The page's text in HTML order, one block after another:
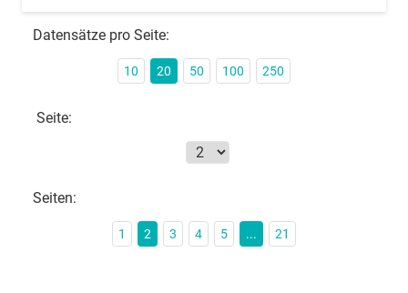
Datensätze pro Seite:
10 20 50 100 250
Seite:
Seiten:
1 2 3 4 5 ... 21